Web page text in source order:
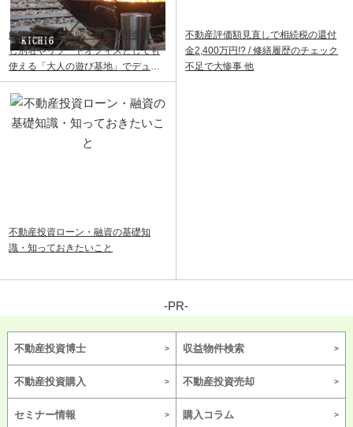
飯能ベース｜飯能・青梅で田舎暮ら
し別荘やリゾートオフィスとしても
使える「大人の遊び基地」でデュア
ルライフ
不動産評価額見直しで相続税の還付
金2,400万円!? / 修繕履歴のチェック
不足で大惨事 他
不動産投資ローン・融資の基礎知
識・知っておきたいこと
-PR-
不動産投資博士 収益物件検索
不動産投資購入 不動産投資売却
セミナー情報 購入コラム